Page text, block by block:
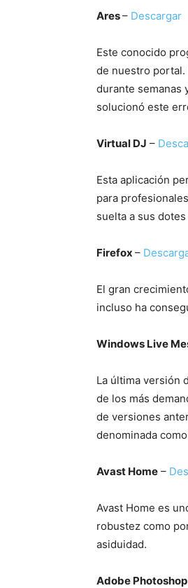
Ares– Descargar
Este conocido
de nuestro portal.
durante semanas
solucionó este
Virtual DJ –
Esta aplicación
para
suelta a sus
Firefox –
El gran
incluso ha
Windows Live
La última versión
de los más
de versiones
denominada como
Avast Home –
Avast Home es
robustez como
asiduidad.
Adobe Photoshop